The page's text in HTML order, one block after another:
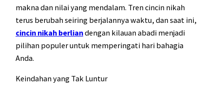
makna dan nilai yang mendalam. Tren cincin nikah
terus berubah seiring berjalannya waktu, dan saat ini,
cincin nikah berliandengan kilauan abadi menjadi
pilihan populer untuk memperingati hari bahagia
Anda.
Keindahan yang Tak Luntur